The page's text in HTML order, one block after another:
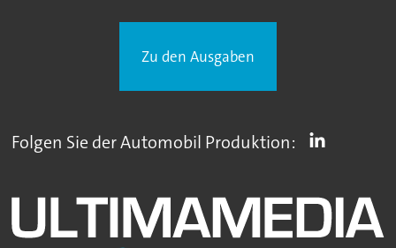
Zu den Ausgaben
Folgen Sie der Automobil Produktion: